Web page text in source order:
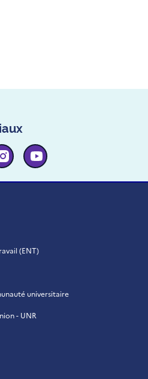
Instagram
(ENT)
universitaire
- UNR